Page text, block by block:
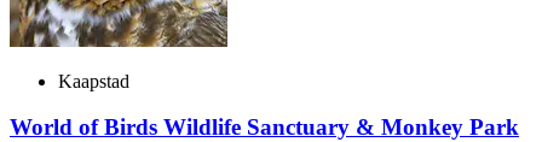
Kaapstad
World of Birds Wildlife Sanctuary & Monkey Park